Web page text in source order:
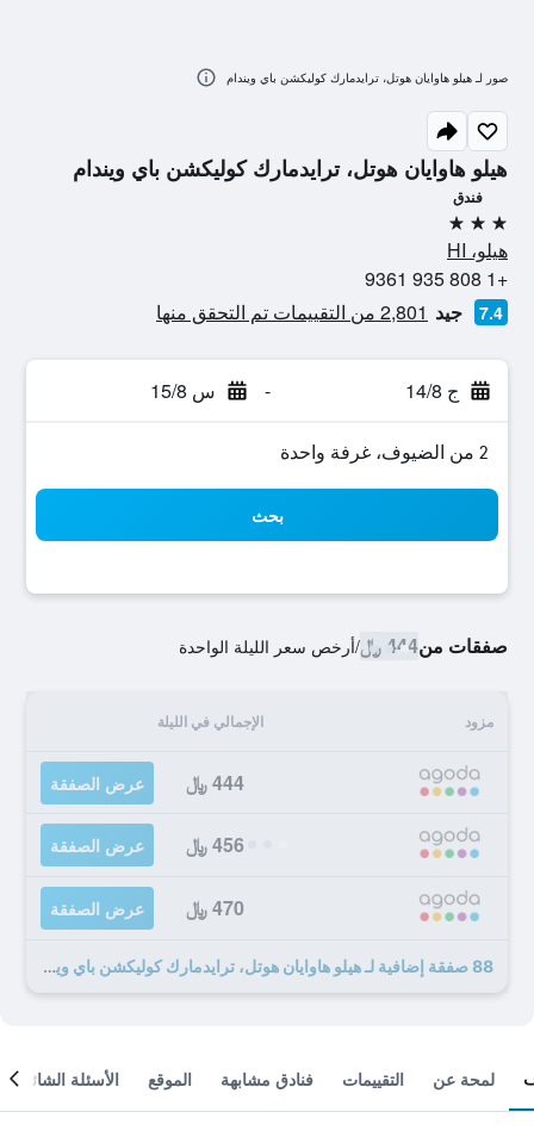
هيلو هاوايان هوتل، ترايدمارك كوليكشن باي ويندام
فندق
3 نجوم
هيلو، HI
+1 808 935 9361
7.4 جيد 2,801 من التقييمات تم التحقق منها
ج 14/8 - س 15/8
2 من الضيوف، غرفة واحدة
بحث
صفقات من444 ﷼ /أرخص سعر الليلة الواحدة
مزود الإجمالي في الليلة
444 ﷼ عرض الصفقة
456 ﷼ عرض الصفقة
470 ﷼ عرض الصفقة
88 صفقة إضافية لـ هيلو هاوايان هوتل، ترايدمارك كوليكشن باي ويندام
صور لـ هيلو هاوايان هوتل، ترايدمارك كوليكشن باي ويندام
لمحة عن التقييمات فنادق مشابهة الموقع الأسئلة الشائعة